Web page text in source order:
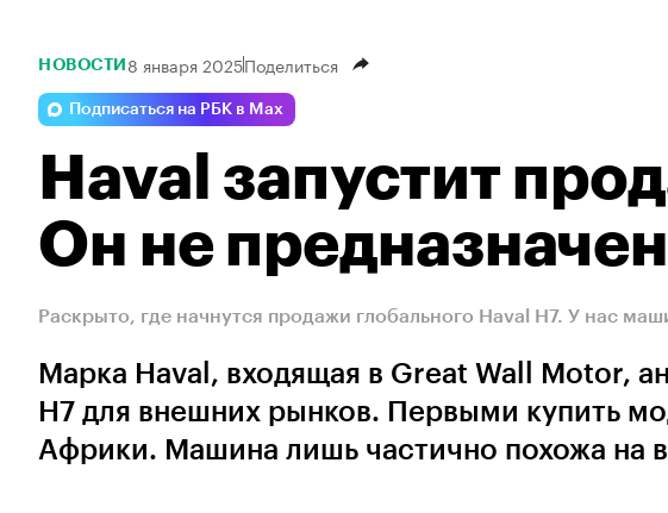
НОВОСТИ 8 января 2025Поделиться
Подписаться на РБК в Max
Haval запустит
Он не
Раскрыто, где начнутся продажи глобального Haval H7. У нас
Марка Haval, входящая в Great Wall Motor,
H7 для внешних рынков. Первыми купить
Африки. Машина лишь частично похожа на